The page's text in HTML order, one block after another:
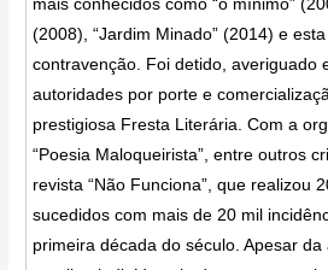
mais conhecidos como “o mínimo”
(2008), “Jardim Minado” (2014) e
contravenção. Foi detido, averiguado
autoridades por porte e
prestigiosa Fresta Literária. Com a
“Poesia Maloqueirista”, entre outros
revista “Não Funciona”, que realizou
sucedidos com mais de 20 mil
primeira década do século. Apesar